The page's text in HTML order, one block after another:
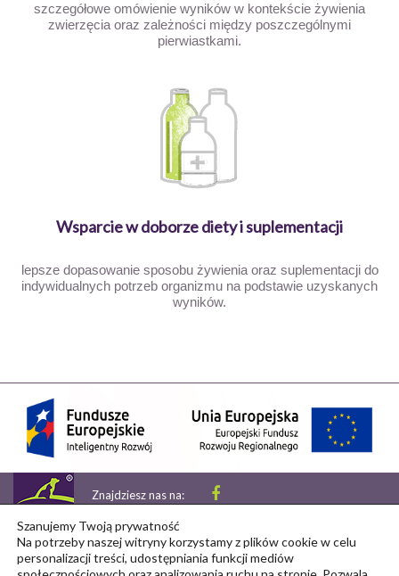
szczegółowe omówienie wyników w kontekście żywienia
zwierzęcia oraz zależności między poszczególnymi
pierwiastkami.
Wsparcie w doborze diety i suplementacji
lepsze dopasowanie sposobu żywienia oraz suplementacji do
indywidualnych potrzeb organizmu na podstawie uzyskanych
wyników.
Znajdziesz nas na:
Copyright © 2026 petsdiag
Szanujemy Twoją prywatność
Na potrzeby naszej witryny korzystamy z plików cookie w celu
personalizacji treści, udostępniania funkcji mediów